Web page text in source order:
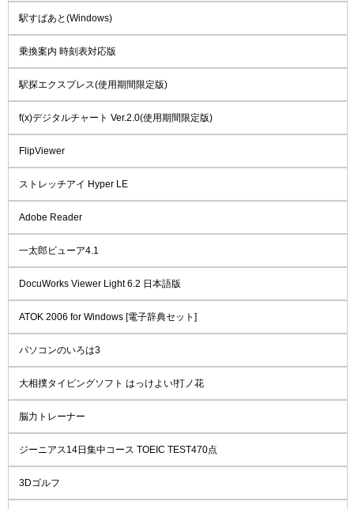
駅すぱあと(Windows)
乗換案内 時刻表対応版
駅探エクスプレス(使用期間限定版)
f(x)デジタルチャート Ver.2.0(使用期間限定版)
FlipViewer
ストレッチアイ Hyper LE
Adobe Reader
一太郎ビューア4.1
DocuWorks Viewer Light 6.2 日本語版
ATOK 2006 for Windows [電子辞典セット]
パソコンのいろは3
大相撲タイピングソフト はっけよい!打ノ花
脳力トレーナー
ジーニアス14日集中コース TOEIC TEST470点
3Dゴルフ